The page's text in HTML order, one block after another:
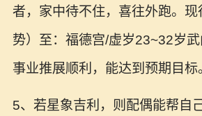
者，家中待不住，喜往外跑。
势）至：福德宫/虚岁23~32岁武
事业推展顺利，能达到预期目标
5、若星象吉利，则配偶能帮自